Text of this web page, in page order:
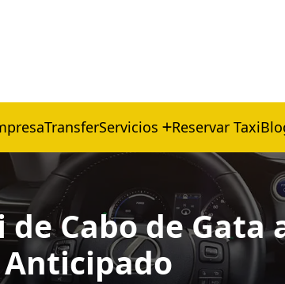
TransferServicios Reservar Taxi
de Cabo de